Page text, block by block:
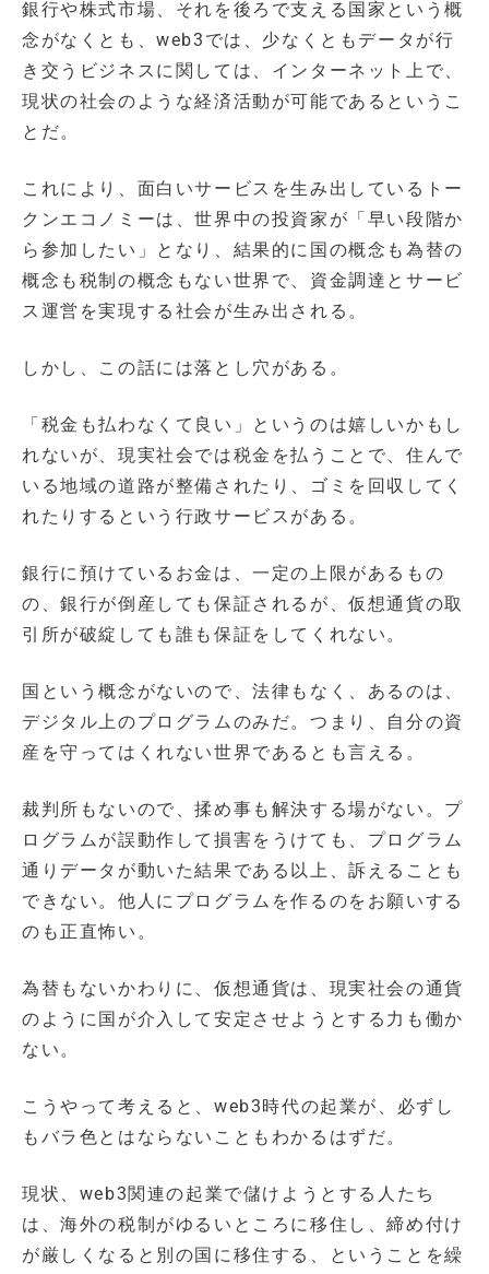
銀行や株式市場、それを後ろで支える国家という概
念がなくとも、web3では、少なくともデータが行
き交うビジネスに関しては、インターネット上で、
現状の社会のような経済活動が可能であるというこ
とだ。
これにより、面白いサービスを生み出しているトー
クンエコノミーは、世界中の投資家が「早い段階か
ら参加したい」となり、結果的に国の概念も為替の
概念も税制の概念もない世界で、資金調達とサービ
ス運営を実現する社会が生み出される。
しかし、この話には落とし穴がある。
「税金も払わなくて良い」というのは嬉しいかもし
れないが、現実社会では税金を払うことで、住んで
いる地域の道路が整備されたり、ゴミを回収してく
れたりするという行政サービスがある。
銀行に預けているお金は、一定の上限があるもの
の、銀行が倒産しても保証されるが、仮想通貨の取
引所が破綻しても誰も保証をしてくれない。
国という概念がないので、法律もなく、あるのは、
デジタル上のプログラムのみだ。つまり、自分の資
産を守ってはくれない世界であるとも言える。
裁判所もないので、揉め事も解決する場がない。プ
ログラムが誤動作して損害をうけても、プログラム
通りデータが動いた結果である以上、訴えることも
できない。他人にプログラムを作るのをお願いする
のも正直怖い。
為替もないかわりに、仮想通貨は、現実社会の通貨
のように国が介入して安定させようとする力も働か
ない。
こうやって考えると、web3時代の起業が、必ずし
もバラ色とはならないこともわかるはずだ。
現状、web3関連の起業で儲けようとする人たち
は、海外の税制がゆるいところに移住し、締め付け
が厳しくなると別の国に移住する、ということを繰